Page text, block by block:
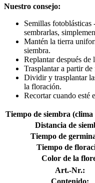
Nuestro consejo:
Semillas fotoblásticas
sembrarlas,
Mantén la tierra
siembra.
Replantar después de
Trasplantar a partir
Dividir y trasplantar
la floración.
Recortar cuando esté
Tiempo de siembra
Distancia de
Tiempo de
Tiempo de
Color de la
Art.-Nr.:
Contenido: